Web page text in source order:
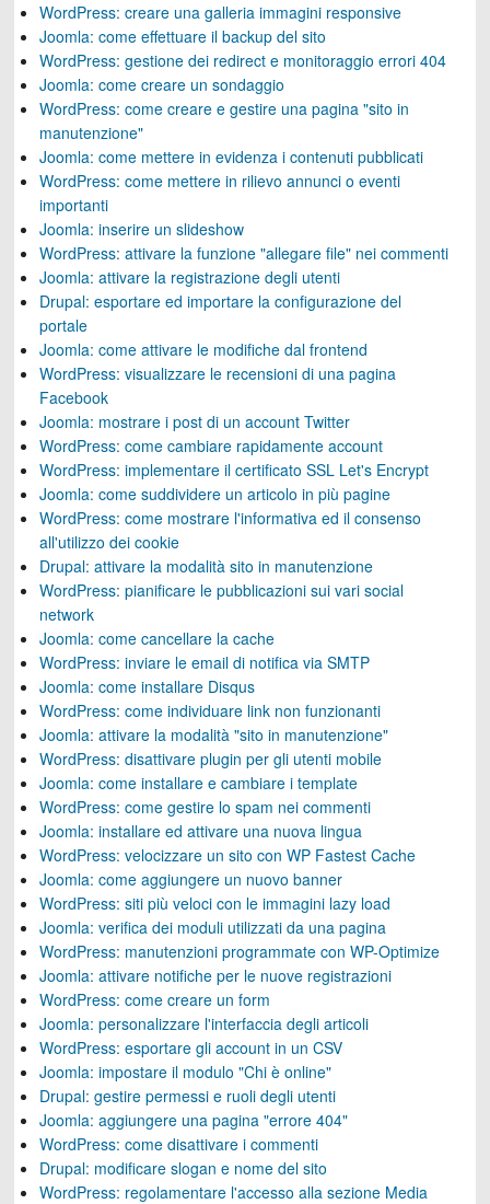
WordPress: creare una galleria immagini responsive
Joomla: come effettuare il backup del sito
WordPress: gestione dei redirect e monitoraggio errori 404
Joomla: come creare un sondaggio
WordPress: come creare e gestire una pagina "sito in
manutenzione"
Joomla: come mettere in evidenza i contenuti pubblicati
WordPress: come mettere in rilievo annunci o eventi
importanti
Joomla: inserire un slideshow
WordPress: attivare la funzione "allegare file" nei commenti
Joomla: attivare la registrazione degli utenti
Drupal: esportare ed importare la configurazione del
portale
Joomla: come attivare le modifiche dal frontend
WordPress: visualizzare le recensioni di una pagina
Facebook
Joomla: mostrare i post di un account Twitter
WordPress: come cambiare rapidamente account
WordPress: implementare il certificato SSL Let's Encrypt
Joomla: come suddividere un articolo in più pagine
WordPress: come mostrare l'informativa ed il consenso
all'utilizzo dei cookie
Drupal: attivare la modalità sito in manutenzione
WordPress: pianificare le pubblicazioni sui vari social
network
Joomla: come cancellare la cache
WordPress: inviare le email di notifica via SMTP
Joomla: come installare Disqus
WordPress: come individuare link non funzionanti
Joomla: attivare la modalità "sito in manutenzione"
WordPress: disattivare plugin per gli utenti mobile
Joomla: come installare e cambiare i template
WordPress: come gestire lo spam nei commenti
Joomla: installare ed attivare una nuova lingua
WordPress: velocizzare un sito con WP Fastest Cache
Joomla: come aggiungere un nuovo banner
WordPress: siti più veloci con le immagini lazy load
Joomla: verifica dei moduli utilizzati da una pagina
WordPress: manutenzioni programmate con WP-Optimize
Joomla: attivare notifiche per le nuove registrazioni
WordPress: come creare un form
Joomla: personalizzare l'interfaccia degli articoli
WordPress: esportare gli account in un CSV
Joomla: impostare il modulo "Chi è online"
Drupal: gestire permessi e ruoli degli utenti
Joomla: aggiungere una pagina "errore 404"
WordPress: come disattivare i commenti
Drupal: modificare slogan e nome del sito
WordPress: regolamentare l'accesso alla sezione Media